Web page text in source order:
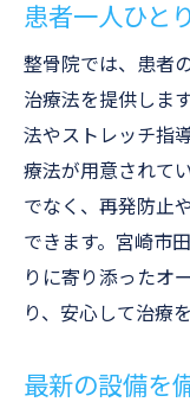
患者一人ひと
整骨院では、患者
治療法を提供しま
法やストレッチ指
療法が用意されて
でなく、再発防止
できます。宮崎市
りに寄り添ったオ
り、安心して治療
最新の設備を